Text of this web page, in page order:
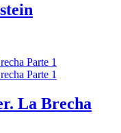
La Brecha